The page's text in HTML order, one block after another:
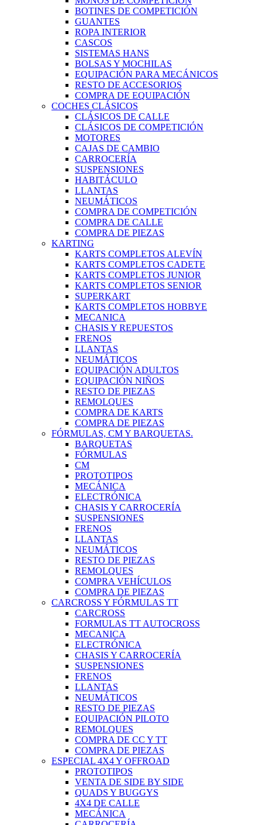
BOTINES DE COMPETICIÓN
GUANTES
ROPA INTERIOR
CASCOS
SISTEMAS HANS
BOLSAS Y MOCHILAS
EQUIPACIÓN PARA MECÁNICOS
RESTO DE ACCESORIOS
COMPRA DE EQUIPACIÓN
COCHES CLÁSICOS
CLÁSICOS DE CALLE
CLÁSICOS DE COMPETICIÓN
MOTORES
CAJAS DE CAMBIO
CARROCERÍA
SUSPENSIONES
HABITÁCULO
LLANTAS
NEUMÁTICOS
COMPRA DE COMPETICIÓN
COMPRA DE CALLE
COMPRA DE PIEZAS
KARTING
KARTS COMPLETOS ALEVÍN
KARTS COMPLETOS CADETE
KARTS COMPLETOS JUNIOR
KARTS COMPLETOS SENIOR
SUPERKART
KARTS COMPLETOS HOBBYE
MECANICA
CHASIS Y REPUESTOS
FRENOS
LLANTAS
NEUMÁTICOS
EQUIPACIÓN ADULTOS
EQUIPACIÓN NIÑOS
RESTO DE PIEZAS
REMOLQUES
COMPRA DE KARTS
COMPRA DE PIEZAS
FÓRMULAS, CM Y BARQUETAS.
BARQUETAS
FÓRMULAS
CM
PROTOTIPOS
MECÁNICA
ELECTRÓNICA
CHASIS Y CARROCERÍA
SUSPENSIONES
FRENOS
LLANTAS
NEUMÁTICOS
RESTO DE PIEZAS
REMOLQUES
COMPRA VEHÍCULOS
COMPRA DE PIEZAS
CARCROSS Y FÓRMULAS TT
CARCROSS
FORMULAS TT AUTOCROSS
MECANICA
ELECTRÓNICA
CHASIS Y CARROCERÍA
SUSPENSIONES
FRENOS
LLANTAS
NEUMÁTICOS
RESTO DE PIEZAS
EQUIPACIÓN PILOTO
REMOLQUES
COMPRA DE CC Y TT
COMPRA DE PIEZAS
ESPECIAL 4X4 Y OFFROAD
PROTOTIPOS
VENTA DE SIDE BY SIDE
QUADS Y BUGGYS
4X4 DE CALLE
MECÁNICA